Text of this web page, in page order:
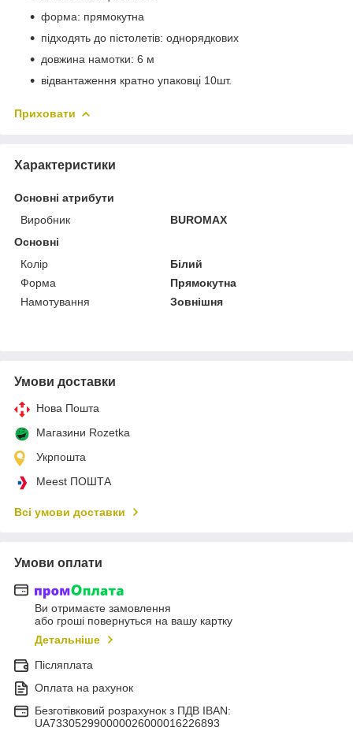
форма: прямокутна
підходять до пістолетів: однорядкових
довжина намотки: 6 м
відвантаження кратно упаковці 10шт.
Приховати
Характеристики
Основні атрибути
Виробник
BUROMAX
Основні
Колір
Білий
Форма
Прямокутна
Намотування
Зовнішня
Умови доставки
Нова Пошта
Магазини Rozetka
Укрпошта
Meest ПОШТА
Всі умови доставки
Умови оплати
Ви отримаєте замовлення
або гроші повернуться на вашу картку
Детальніше
Післяплата
Оплата на рахунок
Безготівковий розрахунок з ПДВ IBAN:
UA733052990000026000016226893